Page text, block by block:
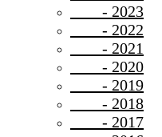
- 2023
- 2022
- 2021
- 2020
- 2019
- 2018
- 2017